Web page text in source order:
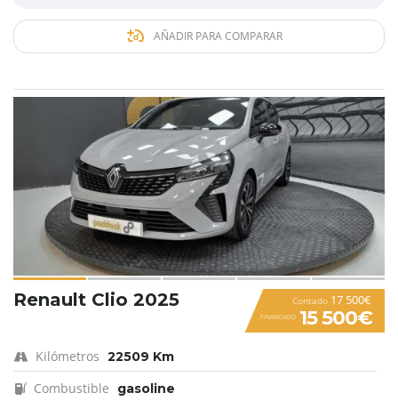
AÑADIR PARA COMPARAR
Contado 17 500€
FINANCIADO 15 500€
Renault Clio 2025
Kilómetros 22509 Km
Combustible gasoline